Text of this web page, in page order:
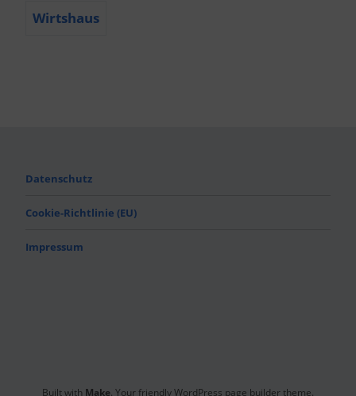
Wirtshaus
Datenschutz
Cookie-Richtlinie (EU)
Impressum
Built with Make. Your friendly WordPress page builder theme.